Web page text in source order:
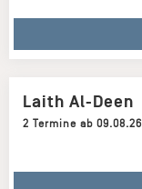
Laith Al-Deen
2 Termine ab 09.08.26